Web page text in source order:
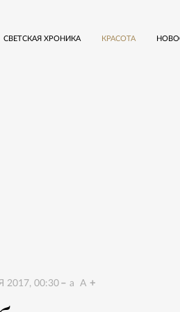
СВЕТСКАЯ ХРОНИКА КРАСОТА
2017, 00:30 a A